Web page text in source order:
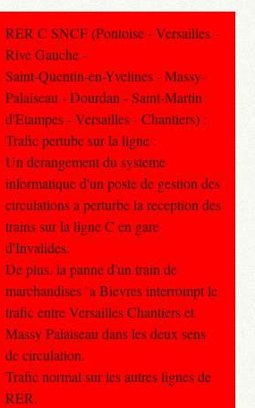
RER C SNCF (Pontoise - Versailles -
Rive Gauche -
Saint-Quentin-en-Yvelines - Massy-
Palaiseau - Dourdan - Saint-Martin
d'Etampes - Versailles - Chantiers) :
Trafic pertube sur la ligne :
Un derangement du systeme
informatique d'un poste de gestion des
circulations a perturbe la reception des
trains sur la ligne C en gare
d'Invalides.
De plus, la panne d'un train de
marchandises `a Bievres interrompt le
trafic entre Versailles Chantiers et
Massy Palaiseau dans les deux sens
de circulation.
Trafic normal sur les autres lignes de
RER.